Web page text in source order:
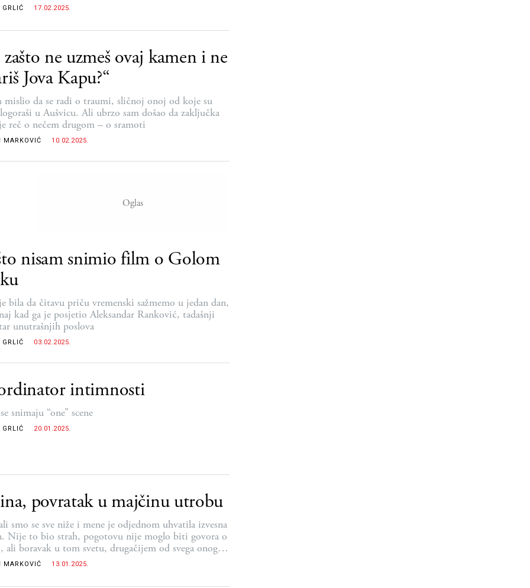
GRLIĆ 17.02.2025.
zašto ne uzmeš ovaj kamen i ne
Jova Kapu?“
mislio da se radi o traumi, sličnoj onoj od koje su
u Aušvicu. Ali ubrzo sam došao da zaključka
reč o nečem drugom – o sramoti
MARKOVIĆ 10.02.2025.
nisam snimio film o Golom
bila da čitavu priču vremenski sažmemo u jedan dan,
kad ga je posjetio Aleksandar Ranković, tadašnji
unutrašnjih poslova
GRLIĆ 03.02.2025.
intimnosti
snimaju “one” scene
GRLIĆ 20.01.2025.
povratak u majčinu utrobu
smo se sve niže i mene je odjednom uhvatila izvesna
Nije to bio strah, pogotovu nije moglo biti govora o
ali boravak u tom svetu, drugačijem od svega onoga
moje životno iskustvo, počeo je da me
MARKOVIĆ 13.01.2025.